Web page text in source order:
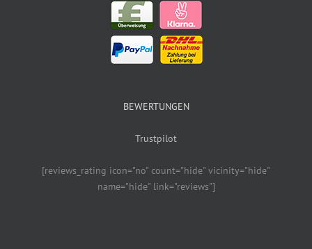
BEWERTUNGEN
Trustpilot
[reviews_rating icon="no" count="hide" vicinity="hide"
name="hide" link="reviews"]